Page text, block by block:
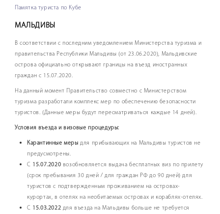
Памятка туриста по Кубе
МАЛЬДИВЫ
В соответствии с последним уведомлением Министерства туризма и
правительства Республики Мальдивы (от 23.06.2020), Мальдивские
острова официально открывают границы на въезд иностранных
граждан с 15.07.2020.
На данный момент Правительство совместно с Министерством
туризма разработали комплекс мер по обеспечению безопасности
туристов. (Данные меры будут пересматриваться каждые 14 дней).
Условия въезда и визовые процедуры:
Карантинные мерыдля прибывающих на Мальдивы туристов не
предусмотрены.
С 15.07.2020 возобновляется выдача бесплатных виз по прилету
(срок пребывания 30 дней / для граждан РФ до 90 дней) для
туристов с подтвержденным проживанием на островах-
курортах, в отелях на необитаемых островах и кораблях-отелях.
С 15.03.2022 для въезда на Мальдивы больше не требуется